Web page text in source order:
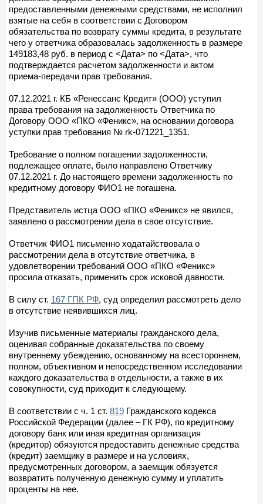
предоставленными денежными средствами, не исполнил
взятые на себя в соответствии с Договором
обязательства по возврату суммы кредита, в результате
чего у ответчика образовалась задолженность в размере
149183,48 руб. в период с <Дата> по <Дата>, что
подтверждается расчетом задолженности и актом
приема-передачи прав требования.
07.12.2021 г. КБ «Ренессанс Кредит» (ООО) уступил
права требования на задолженность Ответчика по
Договору ООО «ПКО «Феникс», на основании договора
уступки прав требования № rk-071221_1351.
Требование о полном погашении задолженности,
подлежащее оплате, было направлено Ответчику
07.12.2021 г. До настоящего времени задолженность по
кредитному договору ФИО1 не погашена.
Представитель истца ООО «ПКО «Феникс» не явился,
заявлено о рассмотрении дела в свое отсутствие.
Ответчик ФИО1 письменно ходатайствовала о
рассмотрении дела в отсутствие ответчика, в
удовлетворении требований ООО «ПКО «Феникс»
просила отказать, применить срок исковой давности.
В силу ст. 167 ГПК РФ, суд определил рассмотреть дело
в отсутствие неявившихся лиц.
Изучив письменные материалы гражданского дела,
оценивая собранные доказательства по своему
внутреннему убеждению, основанному на всестороннем,
полном, объективном и непосредственном исследовании
каждого доказательства в отдельности, а также в их
совокупности, суд приходит к следующему.
В соответствии с ч. 1 ст. 819 Гражданского кодекса
Российской Федерации (далее – ГК РФ), по кредитному
договору банк или иная кредитная организация
(кредитор) обязуются предоставить денежные средства
(кредит) заемщику в размере и на условиях,
предусмотренных договором, а заемщик обязуется
возвратить полученную денежную сумму и уплатить
проценты на нее.